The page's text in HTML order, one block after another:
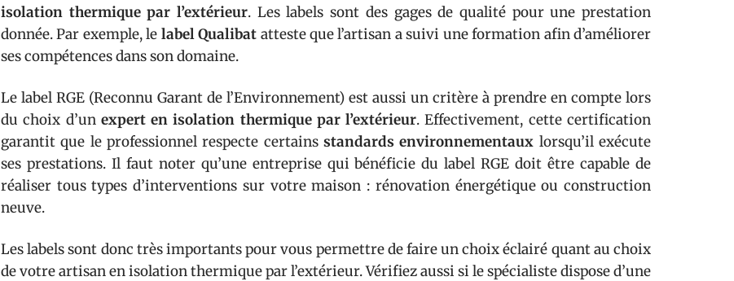
isolation thermique par l’extérieur. Les labels sont des gages de qualité pour une prestation
donnée. Par exemple, le label Qualibat atteste que l’artisan a suivi une formation afin d’améliorer
ses compétences dans son domaine.
Le label RGE (Reconnu Garant de l’Environnement) est aussi un critère à prendre en compte lors
du choix d’un expert en isolation thermique par l’extérieur. Effectivement, cette certification
garantit que le professionnel respecte certains standards environnementaux lorsqu’il exécute
ses prestations. Il faut noter qu’une entreprise qui bénéficie du label RGE doit être capable de
réaliser tous types d’interventions sur votre maison : rénovation énergétique ou construction
neuve.
Les labels sont donc très importants pour vous permettre de faire un choix éclairé quant au choix
de votre artisan en isolation thermique par l’extérieur. Vérifiez aussi si le spécialiste dispose d’une